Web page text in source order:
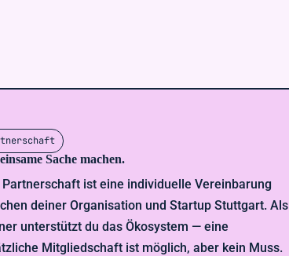
Sache machen.
Partnerschaft ist eine individuelle Vereinbarung
deiner Organisation und Startup Stuttgart. Als
unterstützt du das Ökosystem — eine
Mitgliedschaft ist möglich, aber kein Muss.